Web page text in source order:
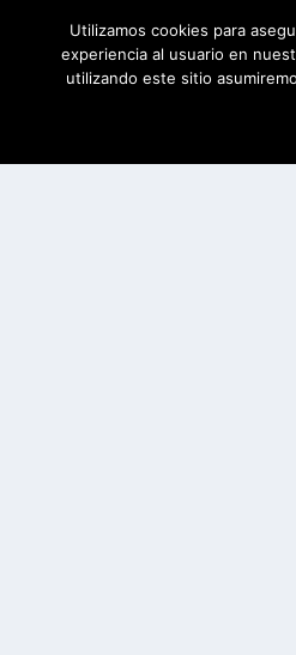
Utilizamos cookies para
experiencia al usuario en
utilizando este sitio